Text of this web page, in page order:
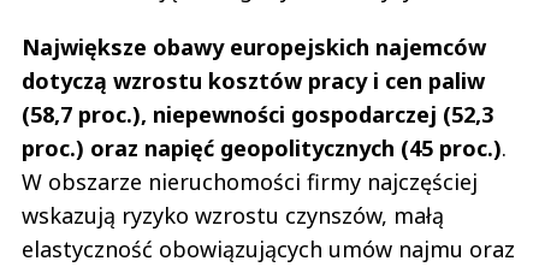
Największe obawy europejskich najemców
dotyczą wzrostu kosztów pracy i cen paliw
(58,7 proc.), niepewności gospodarczej (52,3
proc.) oraz napięć geopolitycznych (45 proc.).
W obszarze nieruchomości firmy najczęściej
wskazują ryzyko wzrostu czynszów, małą
elastyczność obowiązujących umów najmu oraz